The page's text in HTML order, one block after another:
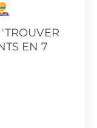
TROUVER
EN 7